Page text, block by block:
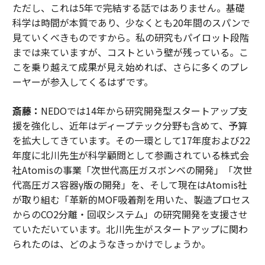
ただし、これは5年で完結する話ではありません。基礎
科学は時間が本質であり、少なくとも20年間のスパンで
見ていくべきものですから。私の研究もパイロット段階
までは来ていますが、コストという壁が残っている。こ
こを乗り越えて成果が見え始めれば、さらに多くのプレ
ーヤーが参入してくるはずです。
斎藤： NEDOでは14年から研究開発型スタートアップ支
援を強化し、近年はディープテック分野も含めて、予算
を拡大してきています。その一環として17年度および22
年度に北川先生が科学顧問として参画されている株式会
社Atomisの事業「次世代高圧ガスボンベの開発」「次世
代高圧ガス容器γ版の開発」を、そして現在はAtomis社
が取り組む「革新的MOF吸着剤を用いた、製造プロセス
からのCO2分離・回収システム」の研究開発を支援させ
ていただいています。北川先生がスタートアップに関わ
られたのは、どのようなきっかけでしょうか。